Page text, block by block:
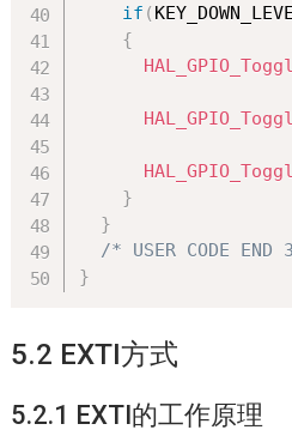
if (
{
}
}
/* USER CODE
}
5.2 EXTI方式
5.2.1 EXTI的工作原理